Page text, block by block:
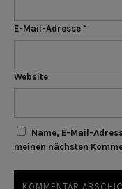
E-Mail-Adresse *
Website
Name, E-Mail-
meinen nächsten